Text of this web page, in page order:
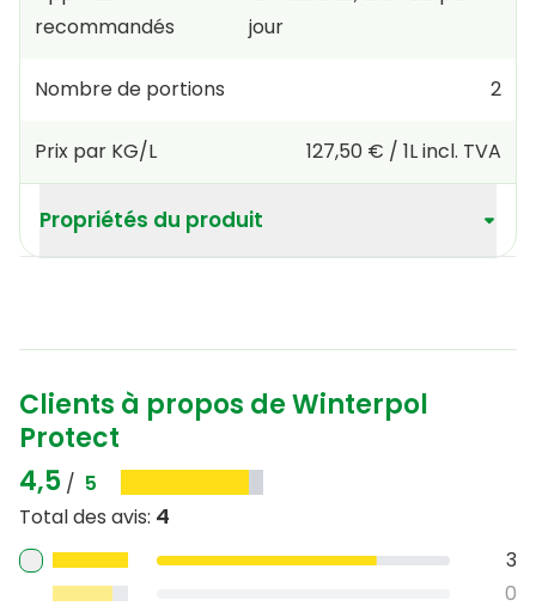
recommandés
jour
Nombre de portions 2
Prix par KG/L 127,50 € / 1Lincl. TVA
Propriétés du produit
Clients à propos de Winterpol
Protect
4,5 / 5
Total des avis: 4
3
0